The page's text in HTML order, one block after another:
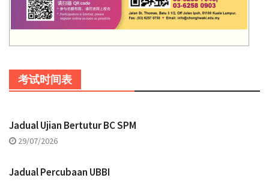
考试时间表
Jadual Ujian Bertutur BC SPM
29/07/2026
Jadual Percubaan UBBI